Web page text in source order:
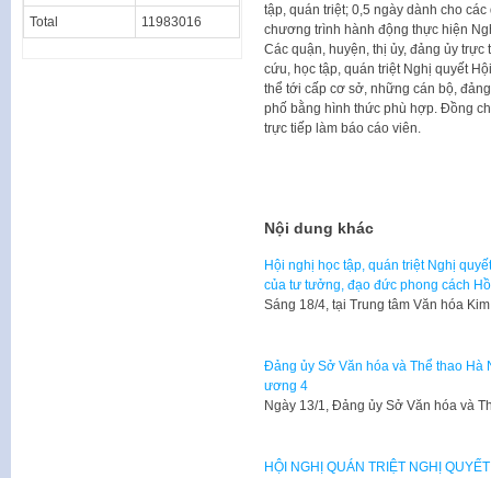
tập, quán triệt; 0,5 ngày dành cho
chương trình hành động thực hiện
Các quận, huyện, thị ủy, đảng ủy
cứu, học tập, quán triệt Nghị quyết
thể tới cấp cơ sở, những cán bộ,
phố bằng hình thức phù hợp. Đồng
trực tiếp làm báo cáo viên.
Nội dung khác
Hội nghị học tập, quán triệt Nghị
của tư tưởng, đạo đức phong cách
Sáng 18/4, tại Trung tâm Văn hóa
Đảng ủy Sở Văn hóa và Thể thao Hà
ương 4
Ngày 13/1, Đảng ủy Sở Văn hóa và
HỘI NGHỊ QUÁN TRIỆT NGHỊ
Total 11983016